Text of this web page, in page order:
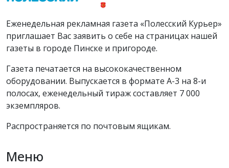
Еженедельная рекламная газета «Полесский Курьер»
приглашает Вас заявить о себе на страницах нашей
газеты в городе Пинске и пригороде.
Газета печатается на высококачественном
оборудовании. Выпускается в формате А-3 на 8-и
полосах, еженедельный тираж составляет 7 000
экземпляров.
Распространяется по почтовым ящикам.
Меню